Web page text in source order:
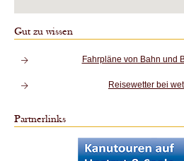
Gut zu wissen
Fahrpläne von Bahn und
Reisewetter bei
Partnerlinks